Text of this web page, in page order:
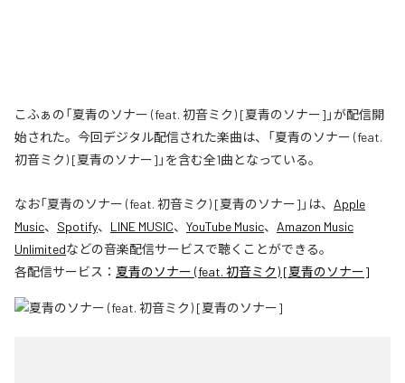
こふぁの「夏青のソナー (feat. 初音ミク) [夏青のソナー]」が配信開
始された。今回デジタル配信された楽曲は、「夏青のソナー (feat.
初音ミク) [夏青のソナー]」を含む全1曲となっている。
なお「夏青のソナー (feat. 初音ミク) [夏青のソナー] 」は、 Apple
Music、 Spotify、 LINE MUSIC、 YouTube Music、 Amazon Music
Unlimitedなどの音楽配信サービスで聴くことができる。
各配信サービス： 夏青のソナー (feat. 初音ミク) [夏青のソナー]